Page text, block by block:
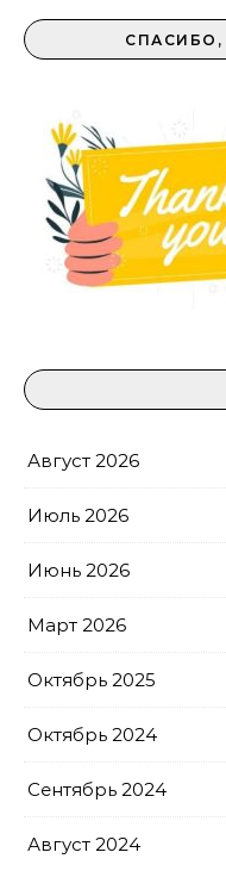
Август 2026
Июль 2026
Июнь 2026
Март 2026
Октябрь 2025
Октябрь 2024
Сентябрь 2024
Август 2024